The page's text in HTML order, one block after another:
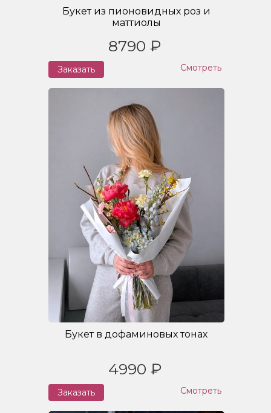
Букет из пионовидных роз и
маттиолы
8790 ₽
Заказать Смотреть
Букет в дофаминовых тонах
4990 ₽
Заказать Смотреть